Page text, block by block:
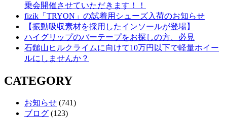
乗会開催させていただきます！！
fizik「TRYON」の試着用シューズ入荷のお知らせ
【振動吸収素材を採用したインソールが登場】
ハイグリップのバーテープをお探しの方、必見
石鎚山ヒルクライムに向けて10万円以下で軽量ホイー
ルにしませんか？
CATEGORY
お知らせ (741)
ブログ (123)